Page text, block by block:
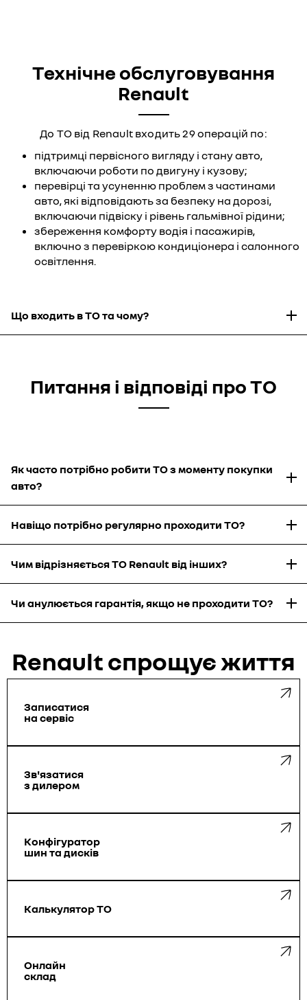
Технічне обслуговування
Renault
До ТО від Renault входить 29 операцій по:
підтримці первісного вигляду і стану авто,
включаючи роботи по двигуну і кузову;
перевірці та усуненню проблем з частинами
авто, які відповідають за безпеку на дорозі,
включаючи підвіску і рівень гальмівної рідини;
збереження комфорту водія і пасажирів,
включно з перевіркою кондиціонера і салонного
освітлення.
Що входить в ТО та чому?
Питання і відповіді про ТО
Як часто потрібно робити ТО з моменту покупки
авто?
Навіщо потрібно регулярно проходити ТО?
Чим відрізняється ТО Renault від інших?
Чи анулюється гарантія, якщо не проходити ТО?
Renault спрощує життя
Записатися
на сервіс
Зв'язатися
з дилером
Конфігуратор
шин та дисків
Калькулятор ТО
Онлайн
склад